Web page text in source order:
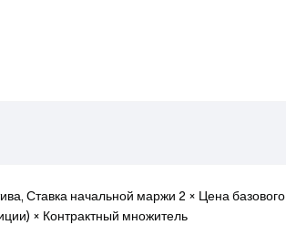
Ставка начальной маржи 2 × Цена базового
× Контрактный множитель